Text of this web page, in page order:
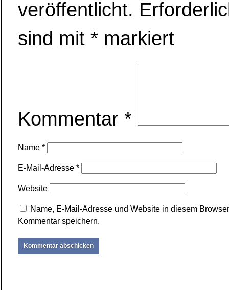
veröffentlicht.
sind mit * markiert
Kommentar *
Name *
E-Mail-Adresse *
Website
Name, E-Mail-Adresse und Website in diesem
Kommentar speichern.